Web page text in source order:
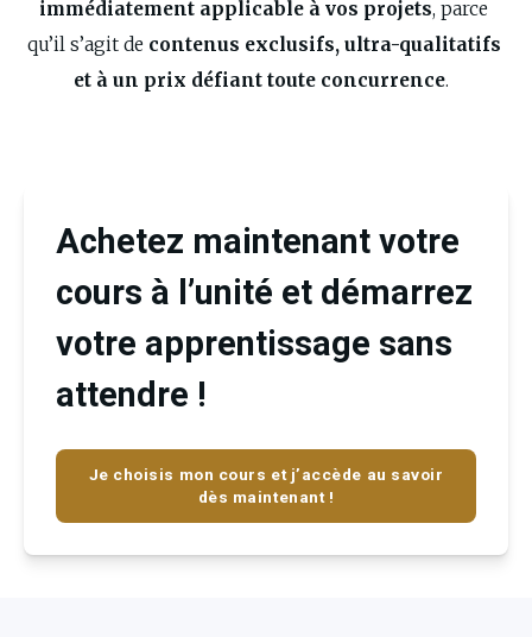
immédiatement applicable à vos projets, parce
qu’il s’agit de contenus exclusifs, ultra-qualitatifs
et à un prix défiant toute concurrence.
Achetez maintenant votre
cours à l’unité et démarrez
votre apprentissage sans
attendre !
Je choisis mon cours et j’accède au savoir
dès maintenant !